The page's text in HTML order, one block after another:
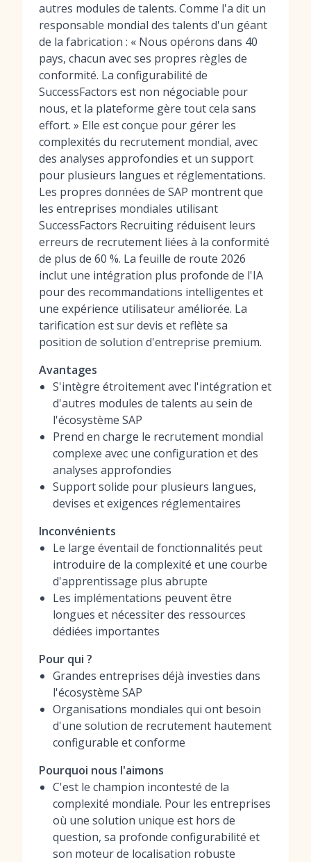
autres modules de talents. Comme l'a dit un
responsable mondial des talents d'un géant
de la fabrication : « Nous opérons dans 40
pays, chacun avec ses propres règles de
conformité. La configurabilité de
SuccessFactors est non négociable pour
nous, et la plateforme gère tout cela sans
effort. » Elle est conçue pour gérer les
complexités du recrutement mondial, avec
des analyses approfondies et un support
pour plusieurs langues et réglementations.
Les propres données de SAP montrent que
les entreprises mondiales utilisant
SuccessFactors Recruiting réduisent leurs
erreurs de recrutement liées à la conformité
de plus de 60 %. La feuille de route 2026
inclut une intégration plus profonde de l'IA
pour des recommandations intelligentes et
une expérience utilisateur améliorée. La
tarification est sur devis et reflète sa
position de solution d'entreprise premium.
Avantages
S'intègre étroitement avec l'intégration et
d'autres modules de talents au sein de
l'écosystème SAP
Prend en charge le recrutement mondial
complexe avec une configuration et des
analyses approfondies
Support solide pour plusieurs langues,
devises et exigences réglementaires
Inconvénients
Le large éventail de fonctionnalités peut
introduire de la complexité et une courbe
d'apprentissage plus abrupte
Les implémentations peuvent être
longues et nécessiter des ressources
dédiées importantes
Pour qui ?
Grandes entreprises déjà investies dans
l'écosystème SAP
Organisations mondiales qui ont besoin
d'une solution de recrutement hautement
configurable et conforme
Pourquoi nous l'aimons
C'est le champion incontesté de la
complexité mondiale. Pour les entreprises
où une solution unique est hors de
question, sa profonde configurabilité et
son moteur de localisation robuste